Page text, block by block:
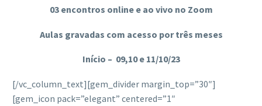
03 encontros online e ao vivo no Zoom
Aulas gravadas com acesso por três meses
Início – 09,10 e 11/10/23
[/vc_column_text][gem_divider margin_top=”30″]
[gem_icon pack=”elegant” centered=”1″